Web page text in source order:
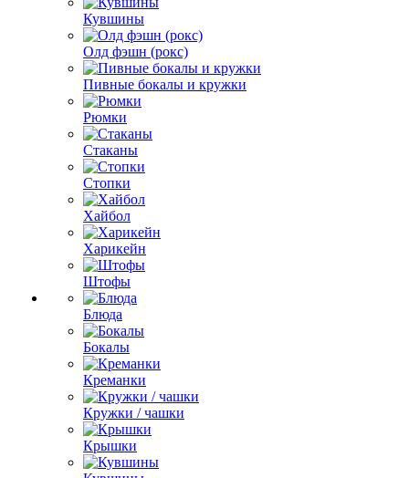
Кувшины
Олд фэшн (рокс)
Пивные бокалы и кружки
Рюмки
Стаканы
Стопки
Хайбол
Харикейн
Штофы
Блюда
Бокалы
Креманки
Кружки / чашки
Крышки